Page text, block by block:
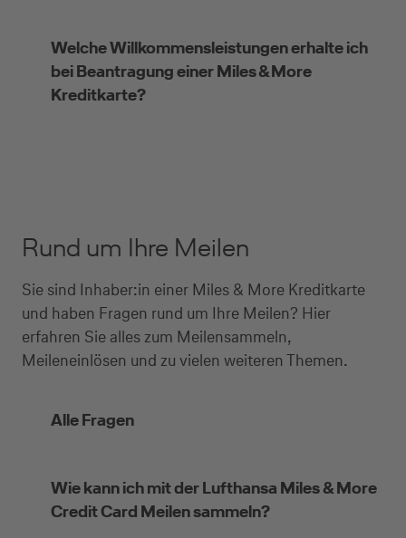
Welche Willkommensleistungen erhalte ich
bei Beantragung einer Miles & More
Kreditkarte?
Rund um Ihre Meilen
Sie sind Inhaber:in einer Miles & More Kreditkarte
und haben Fragen rund um Ihre Meilen? Hier
erfahren Sie alles zum Meilensammeln,
Meileneinlösen und zu vielen weiteren Themen.
Alle Fragen
Wie kann ich mit der Lufthansa Miles & More
Credit Card Meilen sammeln?